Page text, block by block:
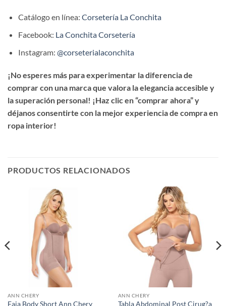
Catálogo en línea: Corsetería La Conchita
Facebook: La Conchita Corsetería
Instagram: @corseterialaconchita
¡No esperes más para experimentar la diferencia de
comprar con una marca que valora la elegancia accesible y
la superación personal! ¡Haz clic en “comprar ahora” y
déjanos consentirte con la mejor experiencia de compra en
ropa interior!
PRODUCTOS RELACIONADOS
ANN CHERY
Faja Body Short Ann Chery
ANN CHERY
Tabla Abdominal Post Cirug?a